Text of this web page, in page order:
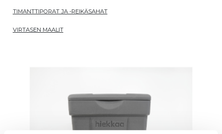
TIMANTTIPORAT JA -REIKÄSAHAT
VIRTASEN MAALIT